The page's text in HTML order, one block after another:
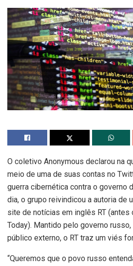
O coletivo Anonymous declarou na
meio de uma de suas contas no
guerra cibernética contra o governo
dia, o grupo reivindicou a autoria de
site de notícias em inglês RT (antes
Today). Mantido pelo governo
público externo, o RT traz um viés
“Queremos que o povo russo